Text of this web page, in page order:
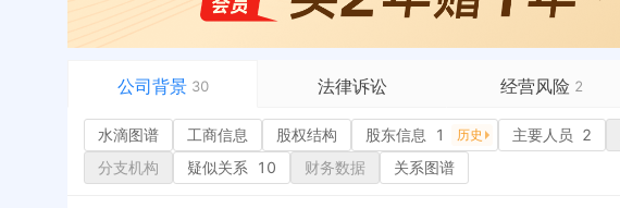
公司背景 30 法律诉讼 经营风险 2
水滴图谱
工商信息
司法案件
立案信息
或有债务债权
水滴图谱 工商信息 股权结构 股东信息 1 历史 主要人员 2
分支机构
疑似关系 10 财务数据 关系图谱